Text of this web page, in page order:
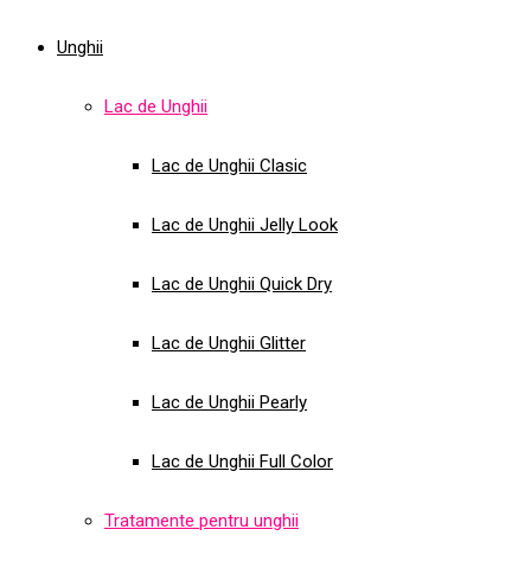
Unghii
Lac de Unghii
Lac de Unghii Clasic
Lac de Unghii Jelly Look
Lac de Unghii Quick Dry
Lac de Unghii Glitter
Lac de Unghii Pearly
Lac de Unghii Full Color
Tratamente pentru unghii